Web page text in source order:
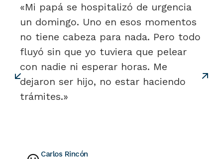
«Mi papá se hospitalizó de urgencia
un domingo. Uno en esos momentos
no tiene cabeza para nada. Pero todo
fluyó sin que yo tuviera que pelear
con nadie ni esperar horas. Me
dejaron ser hijo, no estar haciendo
trámites.»
Carlos Rincón